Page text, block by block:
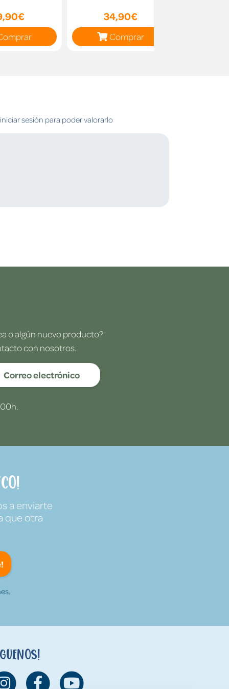
34,90€
Comprar
sesión para poder valorarlo
o algún nuevo producto?
con nosotros.
Correo electrónico
a enviarte
que otra